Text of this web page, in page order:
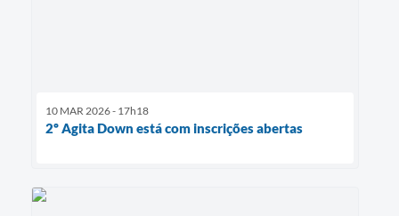
10 MAR 2026 - 17h18
2º Agita Down está com inscrições abertas